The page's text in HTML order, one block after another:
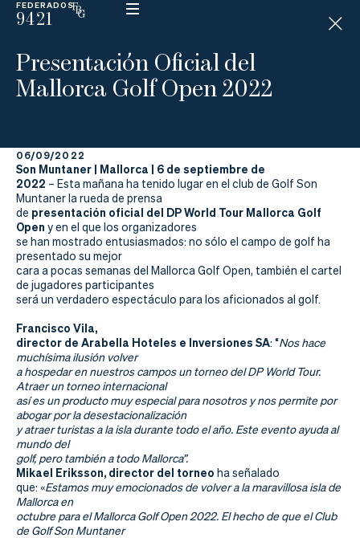
FEDERADOS
9421
ESP
N
D
I
C
La
Federación
Federarse
Jugar
Aprender
Actualidad
Tienda
Presentación Oficial del
Mallorca Golf Open 2022
06/09/2022
Son Muntaner | Mallorca | 6 de septiembre de
2022 – Esta mañana ha tenido lugar en el club de Golf Son
Muntaner la rueda de prensa
de presentación oficial del DP World Tour Mallorca Golf
Open y en el que los organizadores
se han mostrado entusiasmados: no sólo el campo de golf ha
presentado su mejor
cara a pocas semanas del Mallorca Golf Open, también el cartel
de jugadores participantes
será un verdadero espectáculo para los aficionados al golf.
Francisco Vila,
director de Arabella Hoteles e Inversiones SA: “Nos hace
muchísima ilusión volver
a hospedar en nuestros campos un torneo del DP World Tour.
Atraer un torneo internacional
así es un producto muy especial para nosotros y nos permite por
abogar por la desestacionalización
y atraer turistas a la isla durante todo el año. Este evento ayuda al
mundo del
golf, pero también a todo Mallorca”.
Mikael Eriksson, director del torneo ha señalado
que: «Estamos muy emocionados de volver a la maravillosa isla de
Mallorca en
octubre para el Mallorca Golf Open 2022. El hecho de que el Club
de Golf Son Muntaner